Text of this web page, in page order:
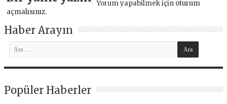
Yorum yapabilmek için oturum
açmalısınız.
Haber Arayın
Popüler Haberler